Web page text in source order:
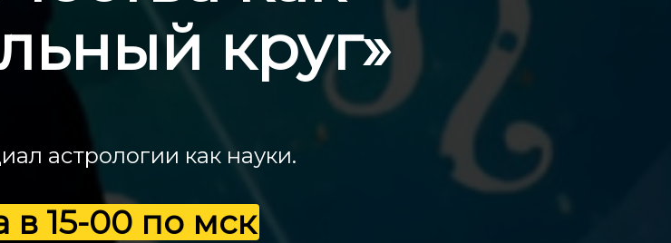
круг»
астрологии как науки.
в 15-00 по мск